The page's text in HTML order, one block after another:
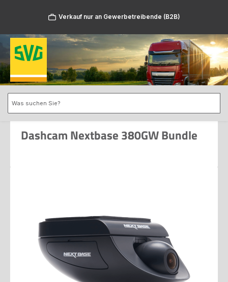
Verkauf nur an Gewerbetreibende (B2B)
Dashcam Nextbase 380GW Bundle